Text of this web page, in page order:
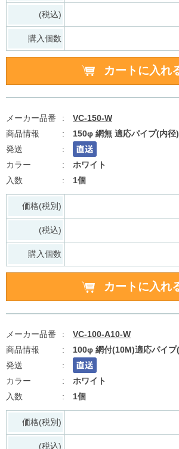
(税込)
購入個数
VC-150-W
150φ 網無 適応パイプ(内径
ホワイト
1個
価格(税別)
(税込)
購入個数
VC-100-A10-W
100φ 網付(10M)適応パイプ
ホワイト
1個
価格(税別)
(税込)